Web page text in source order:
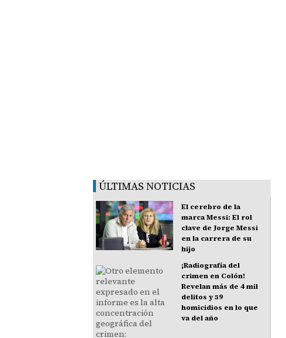
ÚLTIMAS NOTICIAS
El cerebro de la
marca Messi: El rol
clave de Jorge Messi
en la carrera de su
hijo
¡Radiografía del
crimen en Colón!
Revelan más de 4 mil
delitos y 59
homicidios en lo que
va del año